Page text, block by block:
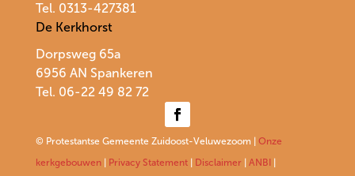
Tel. 0313-427381
De Kerkhorst
Dorpsweg 65a
6956 AN Spankeren
Tel. 06-22 49 82 72
© Protestantse Gemeente Zuidoost-Veluwezoom | Onze
kerkgebouwen| Privacy Statement| Disclaimer ANBI